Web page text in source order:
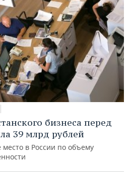
бизнеса перед
39 млрд рублей
место в России по объему